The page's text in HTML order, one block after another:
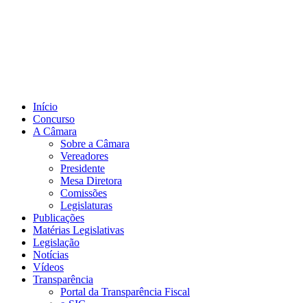
Início
Concurso
A Câmara
Sobre a Câmara
Vereadores
Presidente
Mesa Diretora
Comissões
Legislaturas
Publicações
Matérias Legislativas
Legislação
Notícias
Vídeos
Transparência
Portal da Transparência Fiscal